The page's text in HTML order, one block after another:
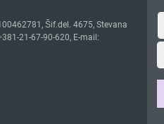
Šif.del. 4675, Stevana
21-67-90-620, E-mail: